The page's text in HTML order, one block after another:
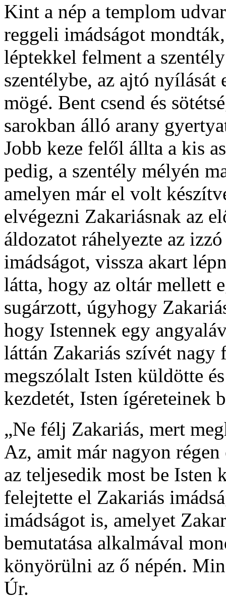
Kint a nép a templom
reggeli imádságot
léptekkel felment a
szentélybe, az ajtó nyílását
mögé. Bent csend és
sarokban álló arany
Jobb keze felől állta a kis
pedig, a szentély mélyén
amelyen már el volt
elvégezni Zakariásnak az
áldozatot ráhelyezte az
imádságot, vissza akart
látta, hogy az oltár mellett
sugárzott, úgyhogy
hogy Istennek egy
láttán Zakariás szívét
megszólalt Isten küldötte
kezdetét, Isten ígéreteinek
„Ne félj Zakariás, mert
Az, amit már nagyon
az teljesedik most be Isten
felejtette el Zakariás
imádságot is, amelyet
bemutatása alkalmával
könyörülni az ő népén.
Úr.